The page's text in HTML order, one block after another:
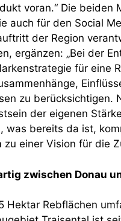
voran.“ Die beiden
auch für den Social
der Region
ergänzen: „Bei der
für eine
zu berücksichtigen.
der eigenen
was bereits da ist,
zu einer Vision für die
zwischen Donau
Hektar Rebflächen